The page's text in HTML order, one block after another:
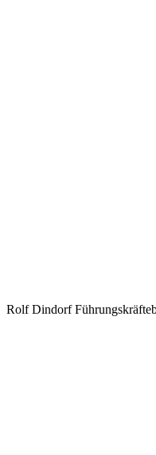
Rolf Dindorf